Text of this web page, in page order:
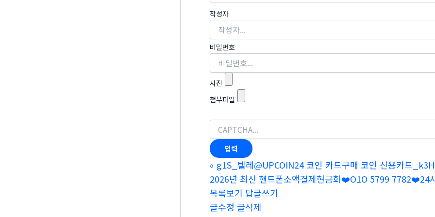
작성자
비밀번호
사진
첨부파일
« g1S_텔레@UPCOIN24 코인 카드구매 코인 신용카드_k3H
2026년 최신 핸드폰소액결제현금화❤️O1O 5799 7782❤️24
목록보기 답글쓰기
글수정 글삭제